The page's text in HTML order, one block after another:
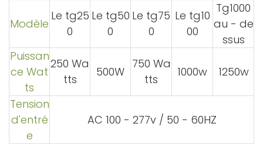
Modèle
Le tg25
0
Le tg50
0
Le tg75
0
Le tg10
00
Tg1000
au - de
ssus
Puissan
ce Wat
ts
250 Wa
tts
500W
750 Wa
tts
1000w 1250w
Tension
d'entré
e
AC 100 - 277v / 50 - 60HZ